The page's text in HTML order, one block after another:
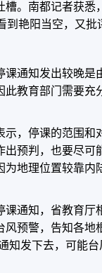
槽。南都记者获悉
艳阳当空，又批
课通知发出较晚是
教育部门需要充
示，停课的范围和
预判，也要尽可
地理位置较靠内
通知，省教育厅
预警，告知各地
知发下去，可能